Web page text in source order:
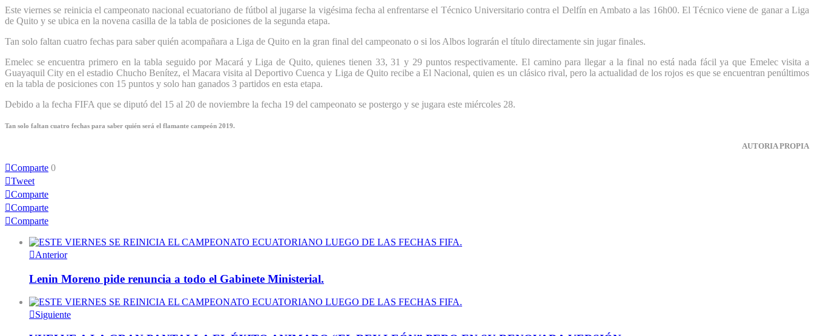
Este viernes se reinicia el campeonato nacional ecuatoriano de fútbol al jugarse la vigésima fecha al enfrentarse el Técnico Universitario contra el Delfín en Ambato a las 16h00. El Técnico viene de ganar a Liga
de Quito y se ubica en la novena casilla de la tabla de posiciones de la segunda etapa.
Tan solo faltan cuatro fechas para saber quién acompañara a Liga de Quito en la gran final del campeonato o si los Albos lograrán el título directamente sin jugar finales.
Emelec se encuentra primero en la tabla seguido por Macará y Liga de Quito, quienes tienen 33, 31 y 29 puntos respectivamente. El camino para llegar a la final no está nada fácil ya que Emelec visita a
Guayaquil City en el estadio Chucho Benítez, el Macara visita al Deportivo Cuenca y Liga de Quito recibe a El Nacional, quien es un clásico rival, pero la actualidad de los rojos es que se encuentran penúltimos
en la tabla de posiciones con 15 puntos y solo han ganados 3 partidos en esta etapa.
Debido a la fecha FIFA que se diputó del 15 al 20 de noviembre la fecha 19 del campeonato se postergo y se jugara este miércoles 28.
Tan solo faltan cuatro fechas para saber quién será el flamante campeón 2019.
AUTORIA PROPIA
Comparte 0
Tweet
Comparte
Comparte
Comparte
Anterior
Lenin Moreno pide renuncia a todo el Gabinete Ministerial.
Siguiente